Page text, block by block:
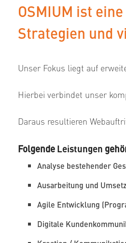
OSMIUM ist
Strategien und
Unser Fokus liegt auf
Hierbei verbindet unser
Daraus resultieren
FolgendeLeistungen
Analyse bestehender
Ausarbeitung und
Agile Entwicklung
Digitale